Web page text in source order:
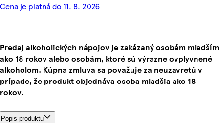
Cena je platná do 11. 8. 2026
Predaj alkoholických nápojov je zakázaný osobám mladším
ako 18 rokov alebo osobám, ktoré sú výrazne ovplyvnené
alkoholom. Kúpna zmluva sa považuje za neuzavretú v
prípade, že produkt objednáva osoba mladšia ako 18
rokov.
Popis produktu